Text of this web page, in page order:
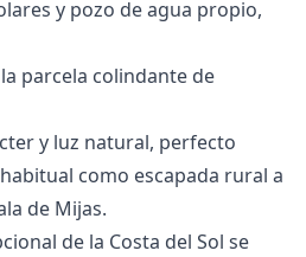
y pozo de agua propio,
‌parcela ‌colindante ‌de
‌y ‌luz natural, perfecto
como ‌escapada ‌rural a
‌de ‌Mijas.
de la Costa del Sol se